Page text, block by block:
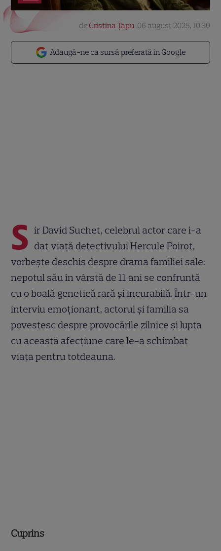
Adaugă-ne ca sursă preferată în Google
de Cristina Țapu, 06 august 2025, 10:30
S ir David Suchet, celebrul actor care i-a
dat viață detectivului Hercule Poirot,
vorbește deschis despre drama familiei sale:
nepotul său în vârstă de 11 ani se confruntă
cu o boală genetică rară și incurabilă. Într-un
interviu emoționant, actorul și familia sa
povestesc despre provocările zilnice și lupta
cu această afecțiune care le-a schimbat
viața pentru totdeauna.
Cuprins